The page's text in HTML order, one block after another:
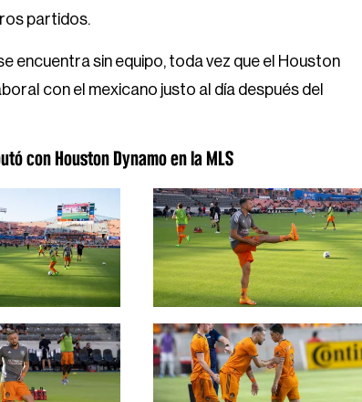
partidos.
encuentra sin equipo, toda vez que el Houston
con el mexicano justo al día después del
con Houston Dynamo en la MLS